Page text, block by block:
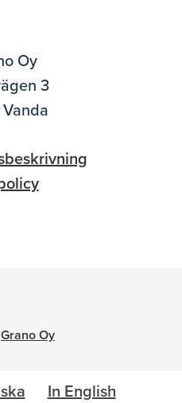
Oy
3
Vanda
Grano Oy
In English